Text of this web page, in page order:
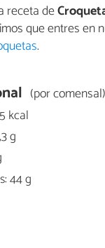
receta de
que entres en
.
(por comensal)
kcal
g
44 g